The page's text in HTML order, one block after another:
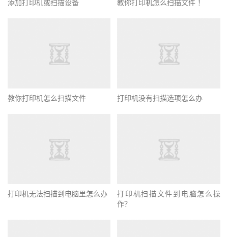
添加打印机或扫描设备 教你打印机怎么扫描文件 ！
教你打印机怎么扫描文件 打印机没有扫描选项怎么办
打印机无法扫描到电脑里怎么办
打印机扫描文件到电脑怎么操
作？